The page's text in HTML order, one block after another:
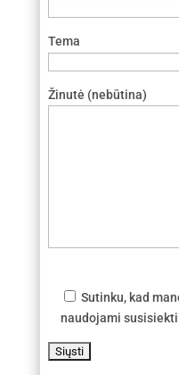
Tema
Žinutė (nebūtina)
Sutinku, kad
naudojami